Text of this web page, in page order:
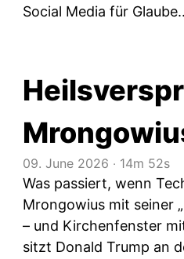
Social Media für
09. June 2026 ‧ 14m 52s
Was passiert, wenn
Mrongowius mit seiner
– und Kirchenfenster
sitzt Donald Trump an